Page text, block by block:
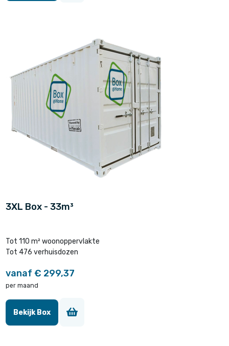
3XL Box - 33m³
Tot 110 m² woonoppervlakte
Tot 476 verhuisdozen
vanaf € 299,37
per maand
Bekijk Box